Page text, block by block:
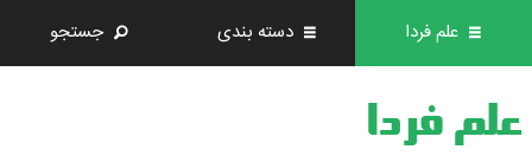
علم فردا دسته بندی جستجو
علم فردا